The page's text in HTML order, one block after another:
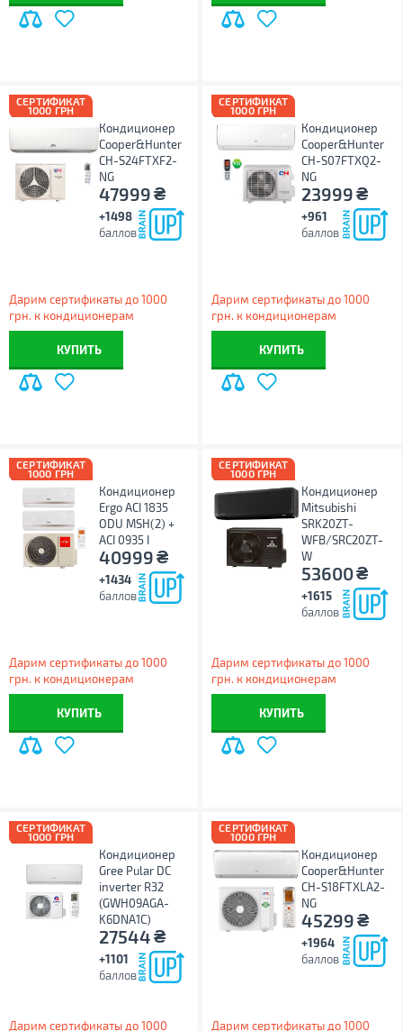
СЕРТИФИКАТ
1000 ГРН
Кондиционер
Cooper&Hunter
CH-S24FTXF2-
NG
47999₴
+1498
баллов
Дарим сертификаты до 1000
грн. к кондиционерам
КУПИТЬ
СЕРТИФИКАТ
1000 ГРН
Кондиционер
Cooper&Hunter
CH-S07FTXQ2-
NG
23999₴
+961
баллов
Дарим сертификаты до 1000
грн. к кондиционерам
КУПИТЬ
СЕРТИФИКАТ
1000 ГРН
Кондиционер
Ergo ACI 1835
ODU MSH(2) +
ACI 0935 I
40999₴
+1434
баллов
Дарим сертификаты до 1000
грн. к кондиционерам
КУПИТЬ
СЕРТИФИКАТ
1000 ГРН
Кондиционер
Mitsubishi
SRK20ZT-
WFB/SRC20ZT-
W
53600₴
+1615
баллов
Дарим сертификаты до 1000
грн. к кондиционерам
КУПИТЬ
СЕРТИФИКАТ
1000 ГРН
Кондиционер
Gree Pular DC
inverter R32
(GWH09AGA-
K6DNA1C)
27544₴
+1101
баллов
Дарим сертификаты до 1000
СЕРТИФИКАТ
1000 ГРН
Кондиционер
Cooper&Hunter
CH-S18FTXLA2-
NG
45299₴
+1964
баллов
Дарим сертификаты до 1000